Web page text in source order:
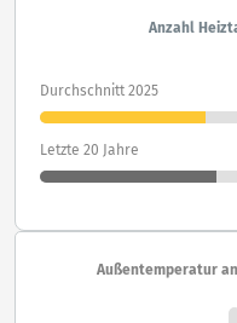
Anzahl
Durchschnitt 2025
Letzte 20 Jahre
Außentemperatur